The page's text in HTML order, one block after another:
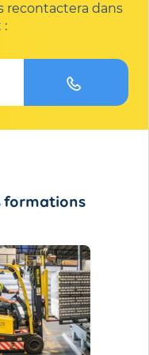
recontactera dans
:
formations